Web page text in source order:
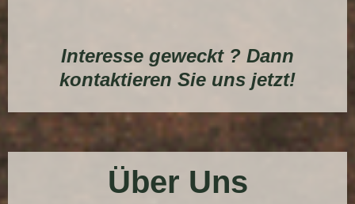
Interesse geweckt ? Dann
kontaktieren Sie uns jetzt!
Über Uns